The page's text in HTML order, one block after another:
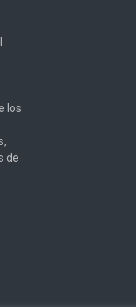
los
de